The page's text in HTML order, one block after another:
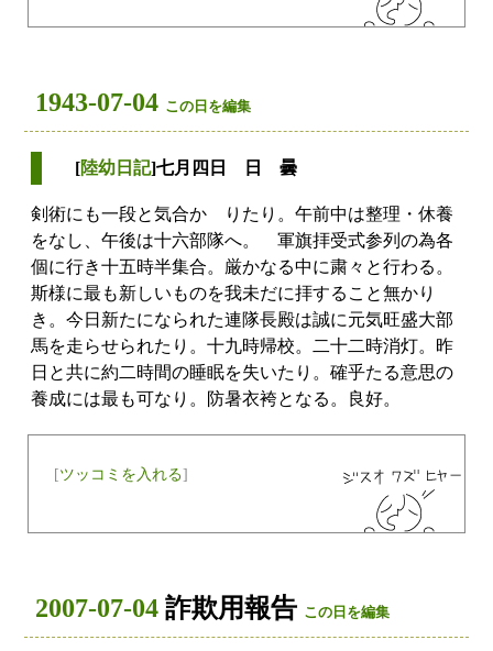
1943-07-04 この日を編集
[陸幼日記]七月四日 日 曇
剣術にも一段と気合かゝりたり。午前中は整理・休養
をなし、午後は十六部隊へ。 軍旗拝受式参列の為各
個に行き十五時半集合。厳かなる中に粛々と行わる。
斯様に最も新しいものを我未だに拝すること無かり
き。今日新たになられた連隊長殿は誠に元気旺盛大部
馬を走らせられたり。十九時帰校。二十二時消灯。昨
日と共に約二時間の睡眠を失いたり。確乎たる意思の
養成には最も可なり。防暑衣袴となる。良好。
[ツッコミを入れる]
2007-07-04 詐欺用報告 この日を編集